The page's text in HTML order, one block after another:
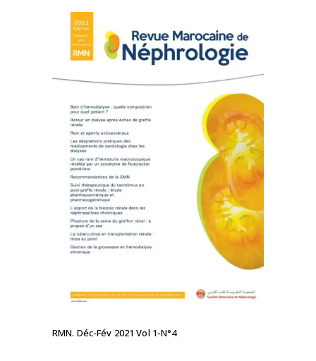
LIRE LA SUITE
RMN. Déc-Fév 2021 Vol 1-N°4